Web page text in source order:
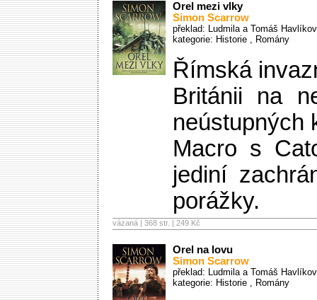
Orel mezi vlky
Simon Scarrow
překlad: Ludmila a Tomáš
kategorie: Historie , Romány
Římská
Británii na
neústupných
Macro s
jediní
porážky.
vázaná | 368 str. | 249 Kč
Orel na lovu
Simon Scarrow
překlad: Ludmila a Tomáš
kategorie: Historie , Romány